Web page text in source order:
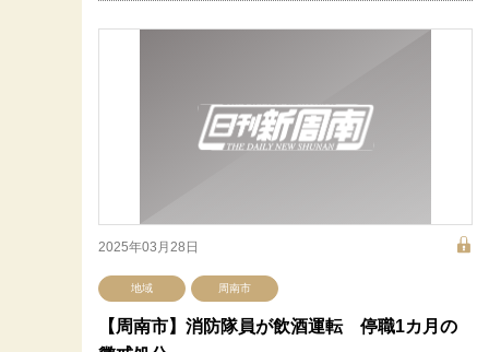
2025年03月28日
地域 周南市
【周南市】消防隊員が飲酒運転 停職1カ月の